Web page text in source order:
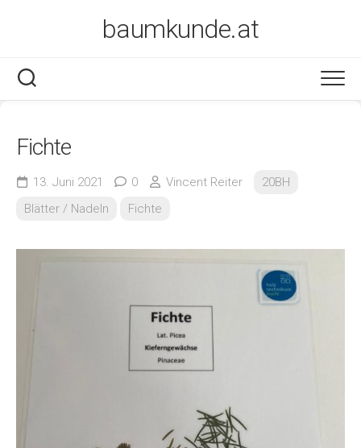
baumkunde.at
Fichte
13. Juni 2021 0 Vincent Reiter
20BH
Blätter / Nadeln
Fichte